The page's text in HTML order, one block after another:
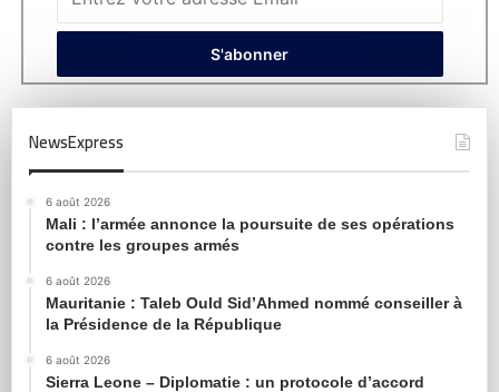
NewsExpress
6 août 2026
Mali : l’armée annonce la poursuite de ses opérations
contre les groupes armés
6 août 2026
Mauritanie : Taleb Ould Sid’Ahmed nommé conseiller à
la Présidence de la République
6 août 2026
Sierra Leone – Diplomatie : un protocole d’accord